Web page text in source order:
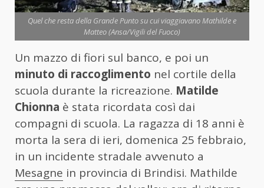
Quel che resta della Grande Punto su cui viaggiavano Mathilde e
Matteo (Ansa/Vigili del Fuoco)
Un mazzo di fiori sul banco, e poi un
minuto di raccoglimento nel cortile della
scuola durante la ricreazione. Matilde
Chionna è stata ricordata così dai
compagni di scuola. La ragazza di 18 anni è
morta la sera di ieri, domenica 25 febbraio,
in un incidente stradale avvenuto a
Mesagne in provincia di Brindisi. Mathilde